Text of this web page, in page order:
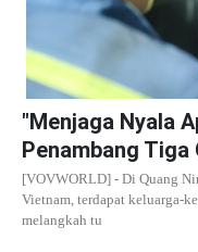
"Menjaga Nyala
Penambang Tiga
[VOVWORLD] - Di Quang
Vietnam, terdapat keluarga-
melangkah tu